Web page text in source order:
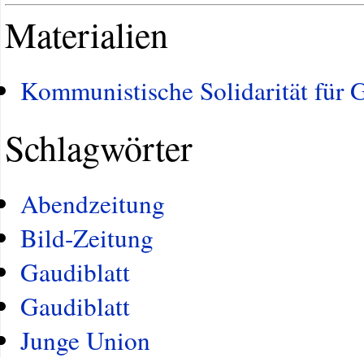
Materialien
Kommunistische Solidarität für
Schlagwörter
Abendzeitung
Bild-Zeitung
Gaudiblatt
Gaudiblatt
Junge Union